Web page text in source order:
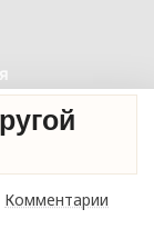
Комментарии